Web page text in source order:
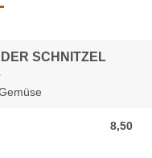
SCHNITZEL
8,50
8,50 EUR